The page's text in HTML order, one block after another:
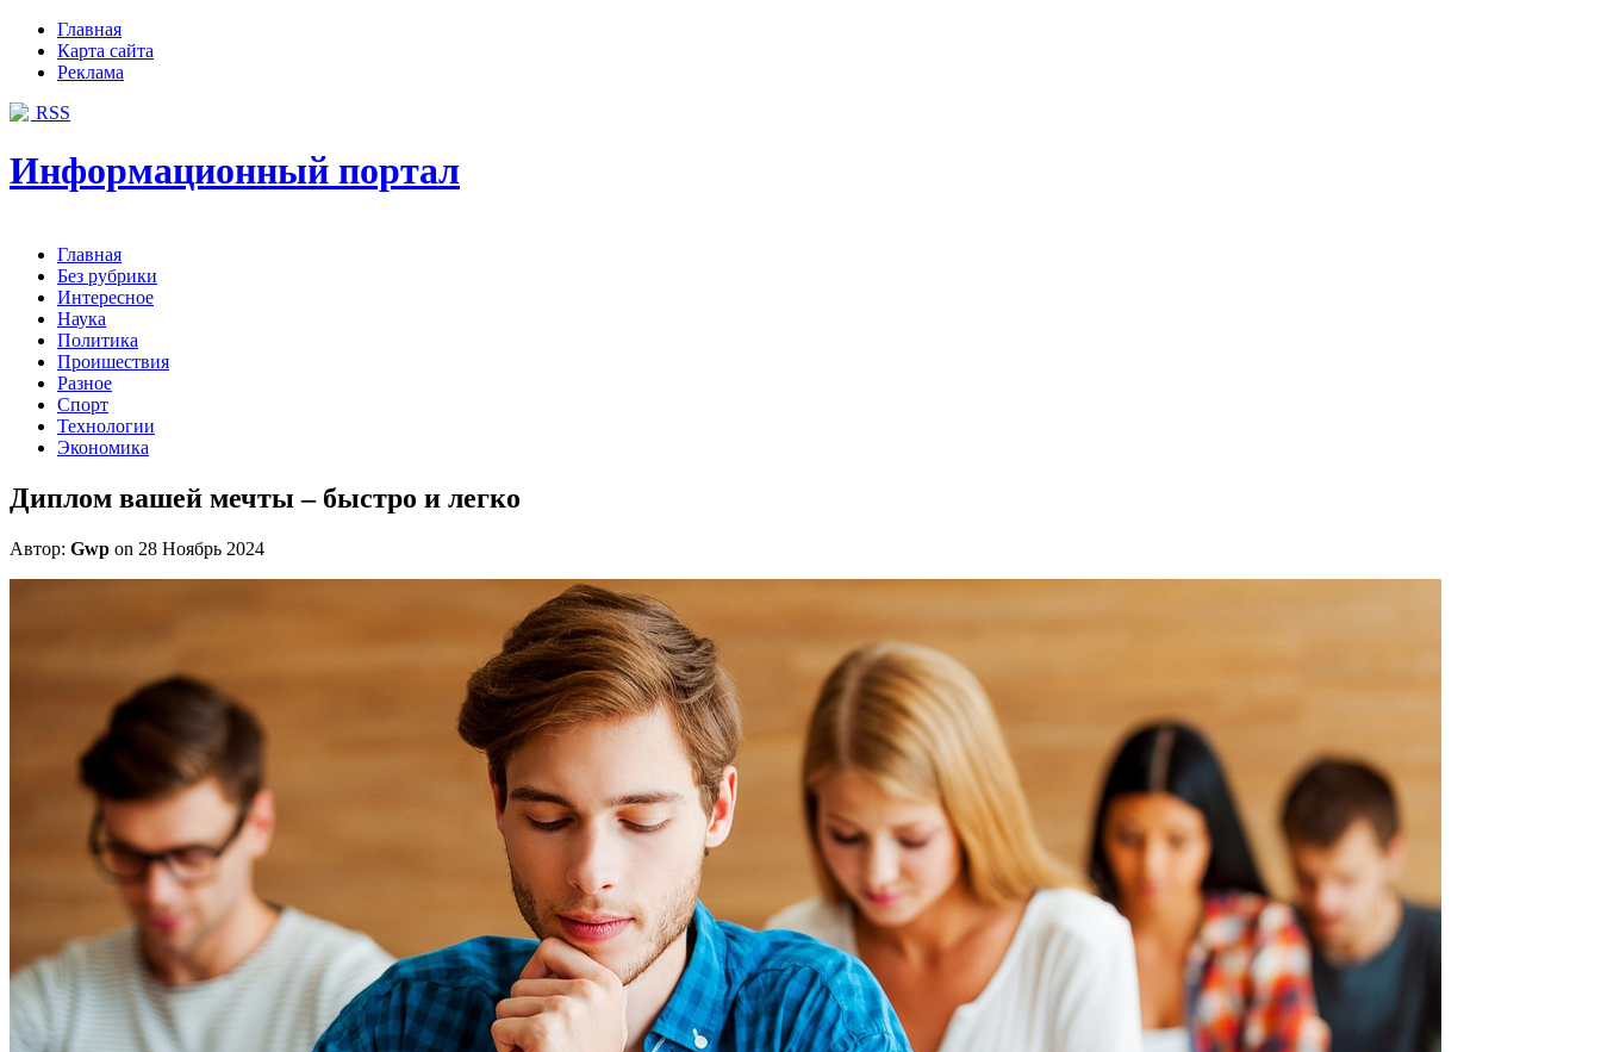
Главная
Карта сайта
Реклама
RSS
Информационный портал
Главная
Без рубрики
Интересное
Наука
Политика
Проишествия
Разное
Спорт
Технологии
Экономика
Диплом вашей мечты – быстро и легко
Автор: Gwp on 28 Ноябрь 2024